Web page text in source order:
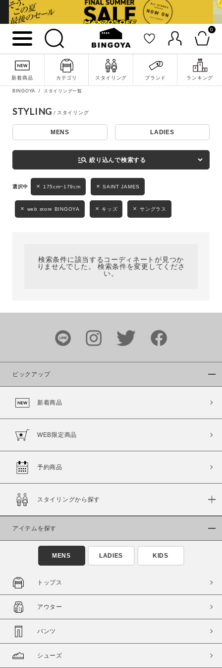
0
新着商品 カテゴリ スタイリング ブランド ランキング
詳細検索
キーワード
性別
MENS LADIES
ブランド
カラー
商品タイプ
通常商品
セール価格 WEB限定
在庫
在庫あり
BINGOYA スタイリング一覧
STYLING
MENS LADIES
manage_search 絞り込んで検索する
175cm~179cm SAINT JAMES
web store BINGOYA キッズ サングラス
検索条件に該当するコーディネートが見つか
りませんでした。 検索条件を変更してくださ
い。
ピックアップ
新着商品
WEB限定商品
予約商品
スタイリングから探す
アイテムを探す
MENS LADIES KIDS
トップス
アウター
パンツ
シューズ